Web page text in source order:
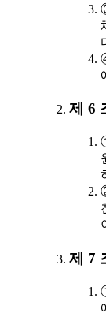
제 6
제 7